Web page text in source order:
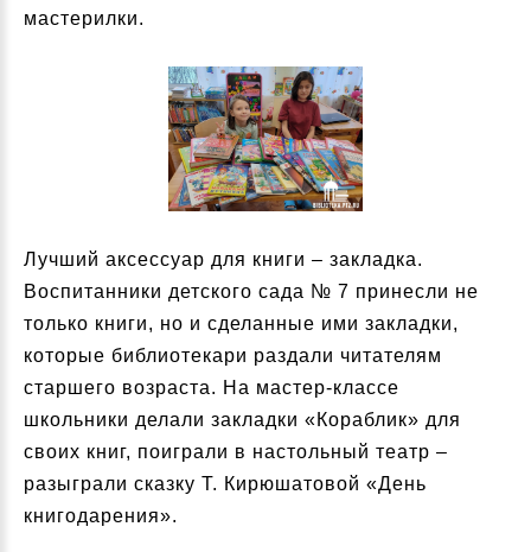
мастерилки.
Лучший аксессуар для книги – закладка.
Воспитанники детского сада № 7 принесли не
только книги, но и сделанные ими закладки,
которые библиотекари раздали читателям
старшего возраста. На мастер-классе
школьники делали закладки «Кораблик» для
своих книг, поиграли в настольный театр –
разыграли сказку Т. Кирюшатовой «День
книгодарения».